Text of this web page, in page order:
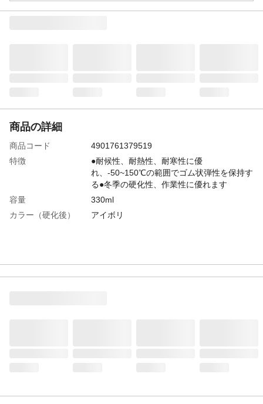
商品の詳細
商品コード
4901761379519
特徴
●耐候性、耐熱性、耐寒性に優
れ、-50~150℃の範囲でゴム状弾性を保持す
る●冬季の硬化性、作業性に優れます
容量
330ml
カラー（硬化後）
アイボリ